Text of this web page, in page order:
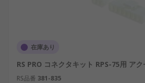
タを活用することで、工場や制
互換性の確保
在庫あり
RS PRO コネクタキット RPS-75用 ア
RS品番 381-835